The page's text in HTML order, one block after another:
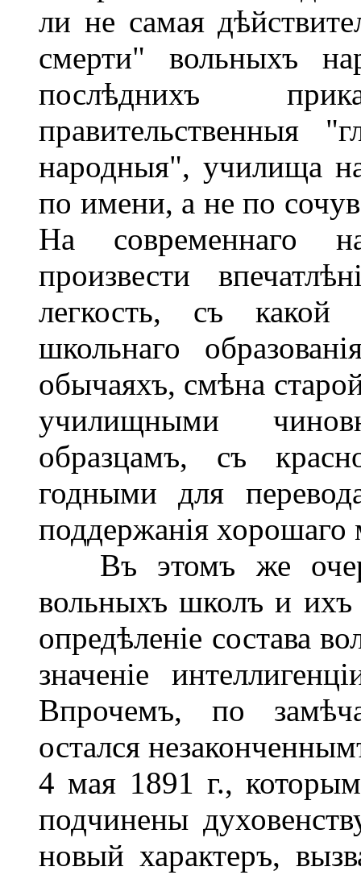
ли не самая
смерти" вольныхъ
послѣднихъ
правительственныя
народныя", училища
по имени, а не по
На современнаго
произвести
легкость, съ какой
школьнаго
обычаяхъ, смѣна
училищными
образцамъ, съ
годными для
поддержанія
Въ этомъ же
вольныхъ школъ и ихъ
опредѣленіе состава
значеніе
Впрочемъ, по
остался
4 мая 1891 г.,
подчинены
новый характеръ,